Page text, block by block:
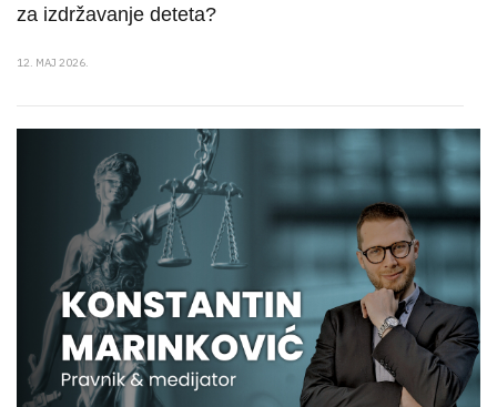
za izdržavanje deteta?
12. MAJ 2026.